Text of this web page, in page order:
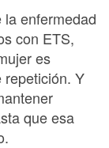
enfermedad
con ETS,
es
repetición. Y
que esa